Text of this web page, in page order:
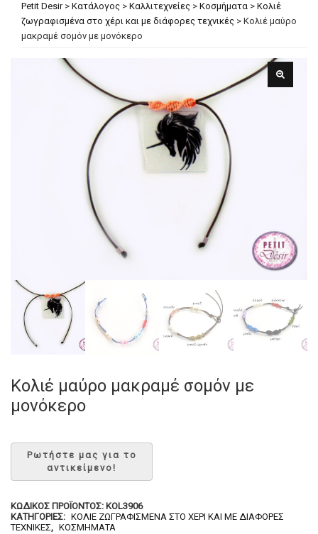
Petit Desir> Κατάλογος > Καλλιτεχνείες > Κοσμήματα > Κολιέ
ζωγραφισμένα στο χέρι και με διάφορες τεχνικές > Κολιέ μαύρο
μακραμέ σομόν με μονόκερο
Κολιέ μαύρο μακραμέ σομόν με
μονόκερο
ΚΩΔΙΚΌΣ ΠΡΟΪΌΝΤΟΣ: KOL3906
ΚΑΤΗΓΟΡΊΕΣ: ΚΟΛΙΈ ΖΩΓΡΑΦΙΣΜΈΝΑ ΣΤΟ ΧΈΡΙ ΚΑΙ ΜΕ ΔΙΆΦΟΡΕΣ
ΤΕΧΝΙΚΈΣ, ΚΟΣΜΉΜΑΤΑ